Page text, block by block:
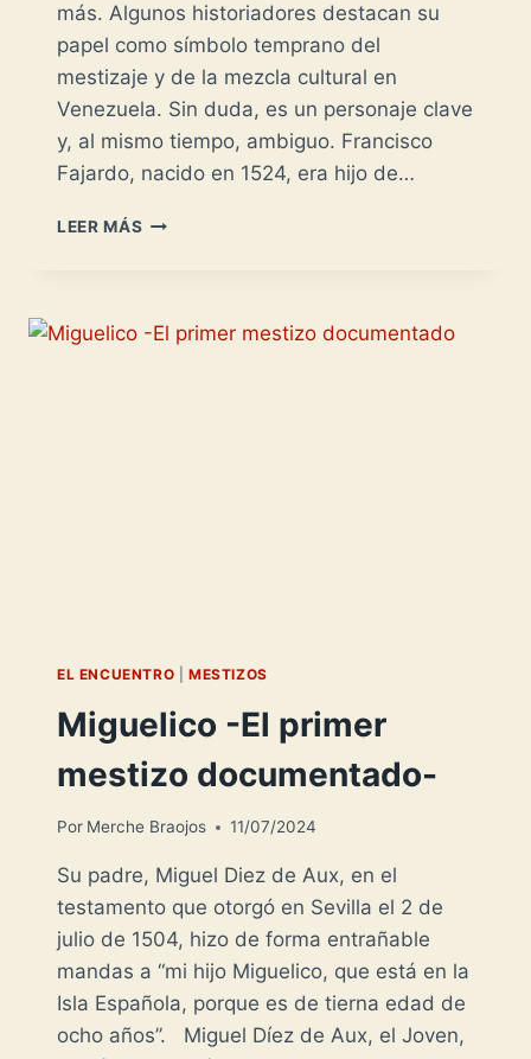
más. Algunos historiadores destacan su
papel como símbolo temprano del
mestizaje y de la mezcla cultural en
Venezuela. Sin duda, es un personaje clave
y, al mismo tiempo, ambiguo. Francisco
Fajardo, nacido en 1524, era hijo de…
LEER MÁS FRANCISCO
GUAIQUERI-
EL ENCUENTRO MESTIZOS
Miguelico -El primer
mestizo documentado-
Por Merche Braojos 11/07/2024
Su padre, Miguel Diez de Aux, en el
testamento que otorgó en Sevilla el 2 de
julio de 1504, hizo de forma entrañable
mandas a “mi hijo Miguelico, que está en la
Isla Española, porque es de tierna edad de
ocho años”. Miguel Díez de Aux, el Joven,